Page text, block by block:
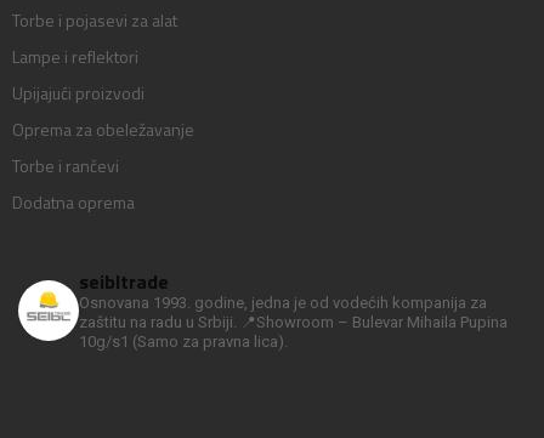
Torbe i pojasevi za alat
Lampe i reflektori
Upijajući proizvodi
Oprema za obeležavanje
Torbe i rančevi
Dodatna oprema
seibltrade
Osnovana 1993. godine, jedna je od vodećih kompanija za
zaštitu na radu u Srbiji.
📍Showroom – Bulevar Mihaila Pupina
10g/s1 (Samo za pravna lica).